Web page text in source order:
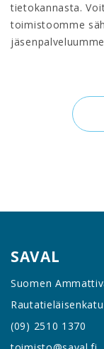
tietokannasta.
toimistoomme
SAVAL
Suomen
(09) 2510 1370